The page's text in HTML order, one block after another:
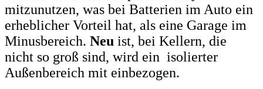
mitzunutzen, was bei Batterien im Auto ein
erheblicher Vorteil hat, als eine Garage im
Minusbereich. Neu ist, bei Kellern, die
nicht so groß sind, wird ein isolierter
Außenbereich mit einbezogen.